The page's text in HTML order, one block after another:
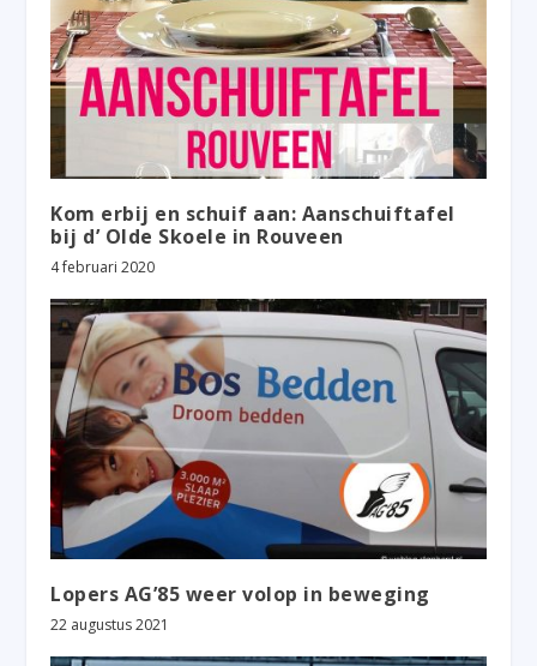
Kom erbij en schuif aan: Aanschuiftafel
bij d’ Olde Skoele in Rouveen
4 februari 2020
Lopers AG’85 weer volop in beweging
22 augustus 2021